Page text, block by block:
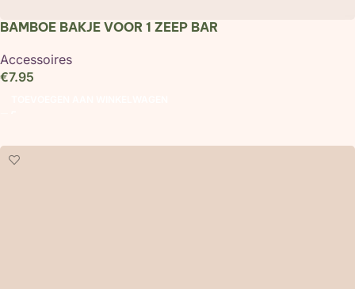
BAMBOE BAKJE VOOR 1 ZEEP BAR
Accessoires
€7.95